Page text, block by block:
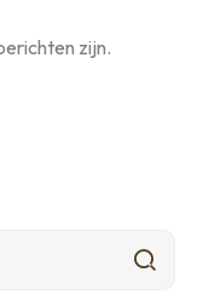
zijn.